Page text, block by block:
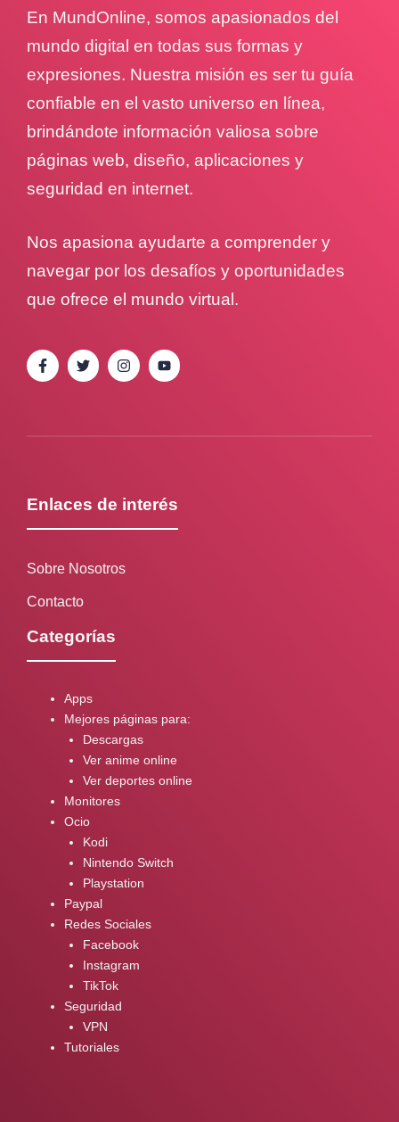
En MundOnline, somos apasionados del
mundo digital en todas sus formas y
expresiones. Nuestra misión es ser tu guía
confiable en el vasto universo en línea,
brindándote información valiosa sobre
páginas web, diseño, aplicaciones y
seguridad en internet.
Nos apasiona ayudarte a comprender y
navegar por los desafíos y oportunidades
que ofrece el mundo virtual.
Enlaces de interés
Sobre Nosotros
Contacto
Categorías
Apps
Mejores páginas para:
Descargas
Ver anime online
Ver deportes online
Monitores
Ocio
Kodi
Nintendo Switch
Playstation
Paypal
Redes Sociales
Facebook
Instagram
TikTok
Seguridad
VPN
Tutoriales